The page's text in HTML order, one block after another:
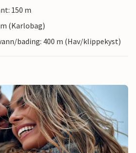
150 m
(Karlobag)
bading: 400 m (Hav/klippekyst)